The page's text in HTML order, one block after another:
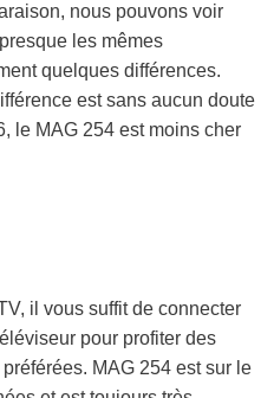
nous pouvons voir
les mêmes
quelques différences.
est sans aucun doute
le MAG 254 est moins cher
il vous suffit de connecter
pour profiter des
MAG 254 est sur le